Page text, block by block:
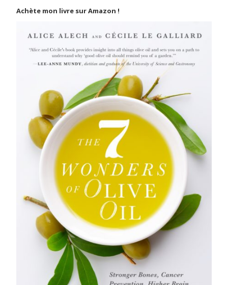
Achète mon livre sur Amazon !